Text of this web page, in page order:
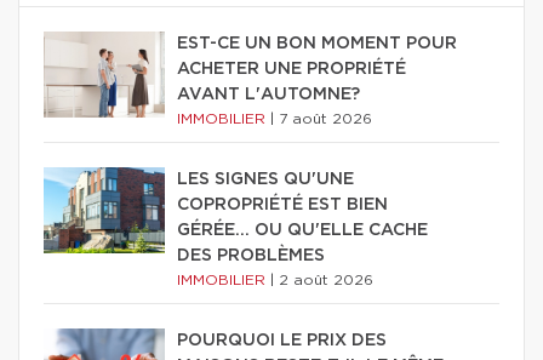
EST-CE UN BON MOMENT POUR
ACHETER UNE PROPRIÉTÉ
AVANT L'AUTOMNE?
IMMOBILIER 7 août 2026
LES SIGNES QU'UNE
COPROPRIÉTÉ EST BIEN
GÉRÉE… OU QU'ELLE CACHE
DES PROBLÈMES
IMMOBILIER 2 août 2026
POURQUOI LE PRIX DES